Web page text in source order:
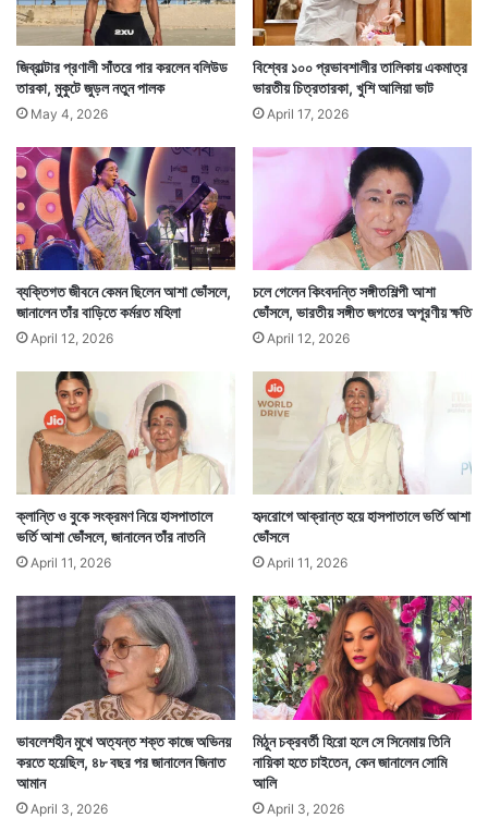
ফাইল : খুশবু শ্রফ, ছবি – আইএএনএস
তাঁর অবস্থানের জন্য আগামী দিনে কতটা সিনেমা পাবেন তা এখনই
পরিস্কার নয়, তবে তিনি একটি টিভি শো করতে চলেছেন। খুব
শীঘ্রই তা ছোট পর্দায় আসতে চলেছে। শো-এর নাম ‘লাল ইশক’।
এই শো-এর বিষয়বস্তুই দাঁড়িয়ে আছে মোটাদের নিয়ে হাসাহাসিকে
সামনে রেখে।
(সংবাদ সংস্থার সাহায্য নিয়ে লেখা)
জিব্রাল্টার প্রণালী সাঁতরে পার করলেন বলিউড
তারকা, মুকুটে জুড়ল নতুন পালক
May 4, 2026
বিশ্বের ১০০ প্রভাবশালীর তালিকায় একমাত্র
ভারতীয় চিত্রতারকা, খুশি আলিয়া ভাট
April 17, 2026
ব্যক্তিগত জীবনে কেমন ছিলেন আশা ভোঁসলে,
জানালেন তাঁর বাড়িতে কর্মরত মহিলা
April 12, 2026
চলে গেলেন কিংবদন্তি সঙ্গীতশিল্পী আশা
ভোঁসলে, ভারতীয় সঙ্গীত জগতের অপূরণীয় ক্ষতি
April 12, 2026
ক্লান্তি ও বুকে সংক্রমণ নিয়ে হাসপাতালে
ভর্তি আশা ভোঁসলে, জানালেন তাঁর নাতনি
April 11, 2026
হৃদরোগে আক্রান্ত হয়ে হাসপাতালে ভর্তি আশা
ভোঁসলে
April 11, 2026
ভাবলেশহীন মুখে অত্যন্ত শক্ত কাজে অভিনয়
করতে হয়েছিল, ৪৮ বছর পর জানালেন জিনাত
আমান
April 3, 2026
মিঠুন চক্রবর্তী হিরো হলে সে সিনেমায় তিনি
নায়িকা হতে চাইতেন, কেন জানালেন সোমি
আলি
April 3, 2026